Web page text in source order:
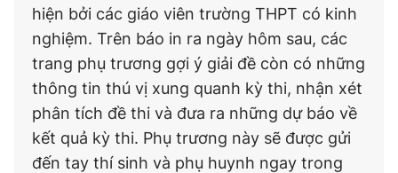
hiện bởi các giáo viên trường THPT có kinh
nghiệm. Trên báo in ra ngày hôm sau, các
trang phụ trương gợi ý giải đề còn có những
thông tin thú vị xung quanh kỳ thi, nhận xét
phân tích đề thi và đưa ra những dự báo về
kết quả kỳ thi. Phụ trương này sẽ được gửi
đến tay thí sinh và phụ huynh ngay trong